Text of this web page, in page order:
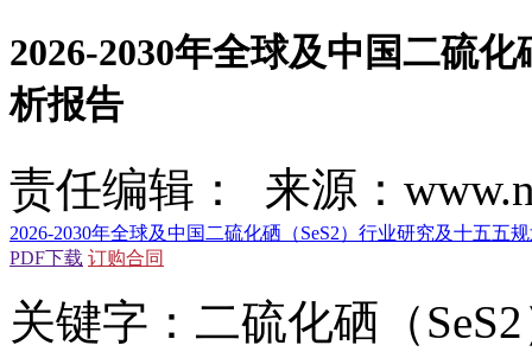
2026-2030年全球及中国二硫
析报告
责任编辑： 来源：
2026-2030年全球及中国二硫化硒（SeS2）行业研究及十五五
PDF下载 订购合同
关键字：二硫化硒（